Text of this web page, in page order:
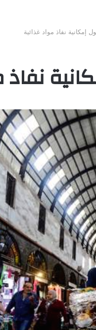
نفاذ مواد غذائية
نفاذ